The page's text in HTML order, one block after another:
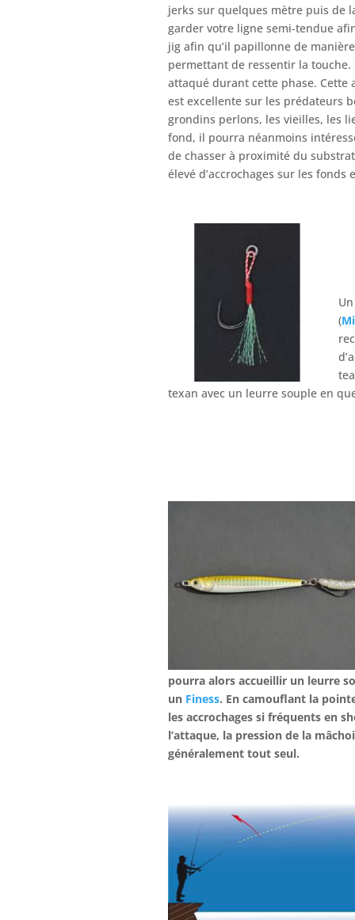
jerks sur quelques mètre puis de
garder votre ligne semi-tendue
jig afin qu’il papillonne de
permettant de ressentir la
attaqué durant cette phase.
est excellente sur les prédateurs
grondins perlons, les vieilles, les
fond, il pourra néanmoins
de chasser à proximité du
élevé d’accrochages sur les fonds
(
texan avec un leurre souple en
pourra alors accueillir un leurre
un Finess. En camouflant la
les accrochages si fréquents en
l’attaque, la pression de la
généralement tout seul.